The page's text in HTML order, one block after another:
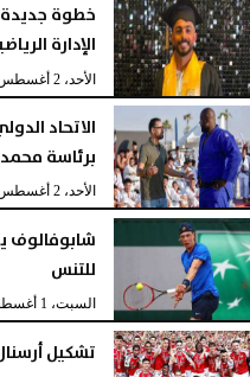
خطوة
الإدارة
الأحد، 2 أغسطس 2026
الاتحاد
برئاسة
الأحد، 2 أغسطس 2026
شابوفالوف
للتنس
السبت، 1 أغسطس 2026
تشكيل